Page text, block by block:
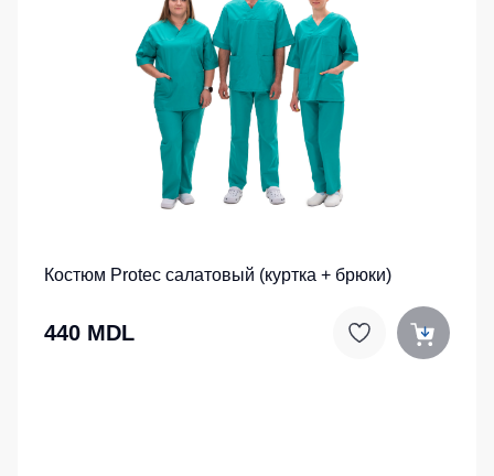
Костюм Protec салатовый (куртка + брюки)
440 MDL